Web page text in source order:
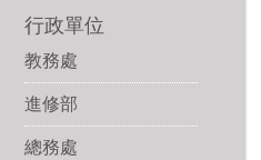
行政單位
教務處
進修部
總務處